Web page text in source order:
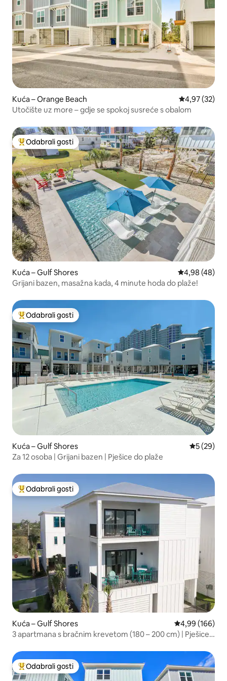
Kuća – Orange Beach Prosječna
4,97 (32)
Utočište uz more – gdje se spokoj susreće s obalom
Među najviše rangiranima s oznakom „Odabrali gosti”
Odabrali gosti
Kuća – Gulf Shores Prosječna
4,98 (48)
Grijani bazen, masažna kada, 4 minute hoda do plaže!
Među najviše rangiranima s oznakom „Odabrali gosti”
Odabrali gosti
Kuća – Gulf Shores Prosječna
5 (29)
Za 12 osoba | Grijani bazen | Pješice do plaže
Među najviše rangiranima s oznakom „Odabrali gosti”
Odabrali gosti
Kuća – Gulf Shores Prosječna
4,99 (166)
3 apartmana s bračnim krevetom (180 – 200 cm) | Pješice
Među najviše rangiranima s oznakom „Odabrali gosti”
Odabrali gosti